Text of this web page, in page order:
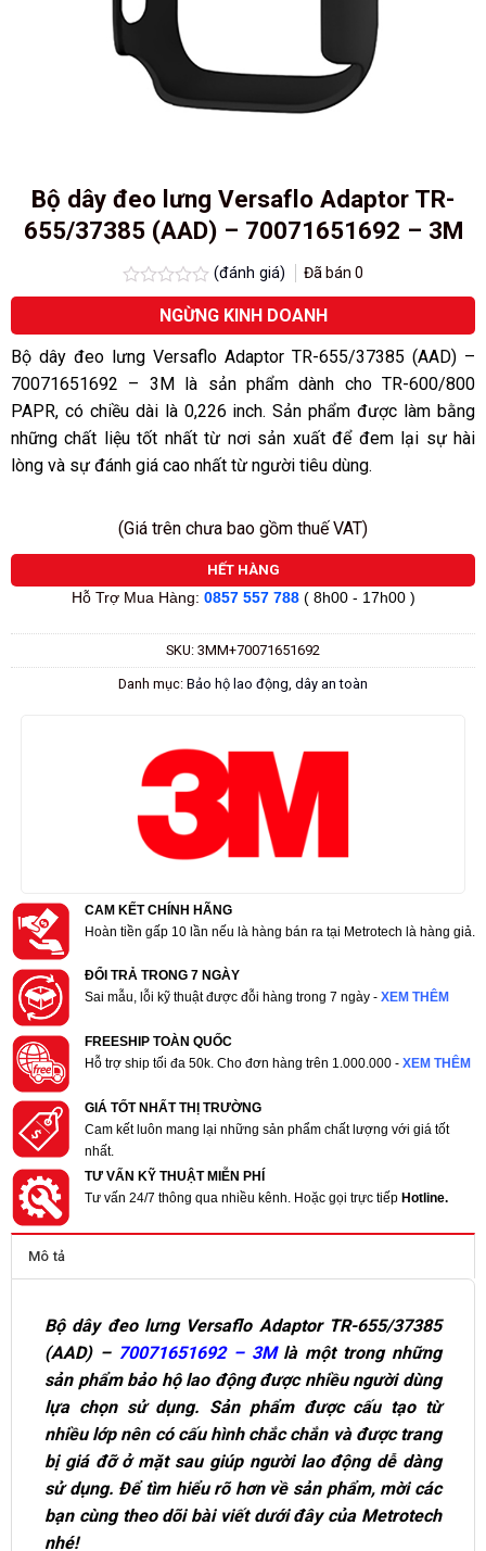
Bộ dây đeo lưng Versaflo Adaptor TR-
655/37385 (AAD) – 70071651692 – 3M
Được
hạng
0.0
sao
(đánh giá) Đã bán0
NGỪNG KINH DOANH
Bộ dây đeo lưng Versaflo Adaptor TR-655/37385 (AAD) –
70071651692 – 3M là sản phẩm dành cho TR-600/800
PAPR, có chiều dài là 0,226 inch. Sản phẩm được làm bằng
những chất liệu tốt nhất từ nơi sản xuất để đem lại sự hài
lòng và sự đánh giá cao nhất từ người tiêu dùng.
(Giá trên chưa bao gồm thuế VAT)
HẾT HÀNG
Hỗ Trợ Mua Hàng: 0857 557 788 ( 8h00 - 17h00 )
SKU: 3MM+70071651692
Danh mục: Bảo hộ lao động dây an toàn
CAM KẾT CHÍNH HÃNG
Hoàn tiền gấp 10 lần nếu là hàng bán ra tại Metrotech là hàng giả.
ĐỔI TRẢ TRONG 7 NGÀY
Sai mẫu, lỗi kỹ thuật được đỗi hàng trong 7 ngày - XEM THÊM
FREESHIP TOÀN QUỐC
Hỗ trợ ship tối đa 50k. Cho đơn hàng trên 1.000.000 - XEM THÊM
GIÁ TỐT NHẤT THỊ TRƯỜNG
Cam kết luôn mang lại những sản phẩm chất lượng với giá tốt
nhất.
TƯ VẤN KỸ THUẬT MIỄN PHÍ
Tư vấn 24/7 thông qua nhiều kênh. Hoặc gọi trực tiếp Hotline.
Mô tả
Bộ dây đeo lưng Versaflo Adaptor TR-655/37385
(AAD) – 70071651692 – 3Mlà một trong những
sản phẩm bảo hộ lao động được nhiều người dùng
lựa chọn sử dụng. Sản phẩm được cấu tạo từ
nhiều lớp nên có cấu hình chắc chắn và được trang
bị giá đỡ ở mặt sau giúp người lao động dễ dàng
sử dụng. Để tìm hiểu rõ hơn về sản phẩm, mời các
bạn cùng theo dõi bài viết dưới đây của Metrotech
nhé!